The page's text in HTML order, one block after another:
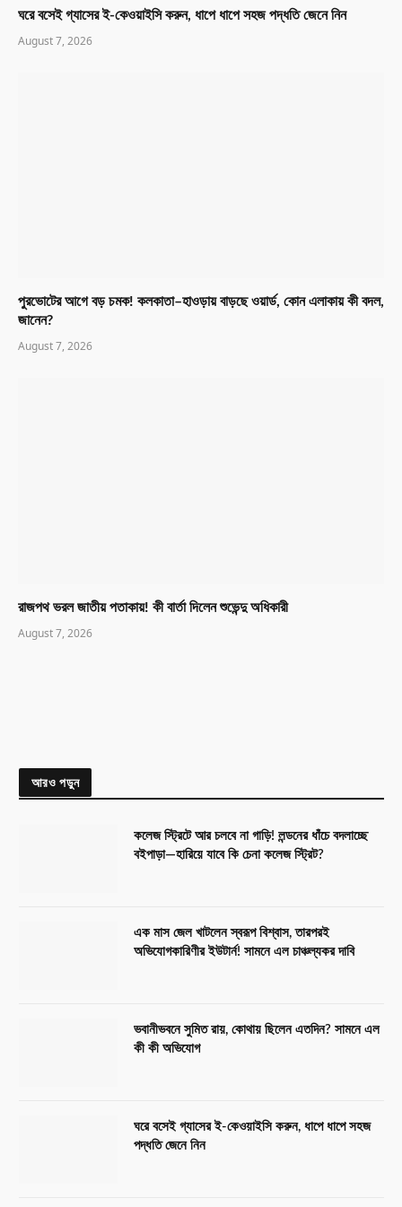
ঘরে বসেই গ্যাসের ই-কেওয়াইসি করুন, ধাপে ধাপে সহজ পদ্ধতি জেনে নিন
August 7, 2026
পুরভোটের আগে বড় চমক! কলকাতা–হাওড়ায় বাড়ছে ওয়ার্ড, কোন এলাকায় কী বদল,
জানেন?
August 7, 2026
রাজপথ ভরল জাতীয় পতাকায়! কী বার্তা দিলেন শুভেন্দু অধিকারী
August 7, 2026
আরও পড়ুন
কলেজ স্ট্রিটে আর চলবে না গাড়ি! লন্ডনের ধাঁচে বদলাচ্ছে
বইপাড়া—হারিয়ে যাবে কি চেনা কলেজ স্ট্রিট?
এক মাস জেল খাটলেন স্বরূপ বিশ্বাস, তারপরই
অভিযোগকারিণীর ইউটার্ন! সামনে এল চাঞ্চল্যকর দাবি
ভবানীভবনে সুমিত রায়, কোথায় ছিলেন এতদিন? সামনে এল
কী কী অভিযোগ
ঘরে বসেই গ্যাসের ই-কেওয়াইসি করুন, ধাপে ধাপে সহজ
পদ্ধতি জেনে নিন